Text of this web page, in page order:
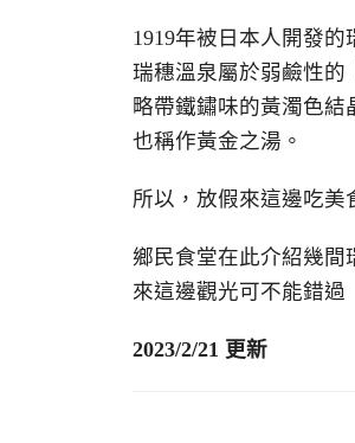
1919年被日本人開發
瑞穗溫泉屬於弱鹼性的
略帶鐵鏽味的黃濁色結
也稱作黃金之湯。
所以，放假來這邊吃
鄉民食堂在此介紹幾間
來這邊觀光可不能錯過
2023/2/21 更新